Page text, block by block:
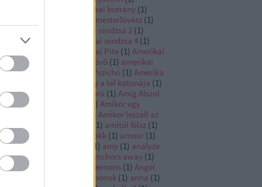
amerikai botrány (1)
amerikai mesterlövész (1)
amerikai nindzsa 2 (1)
nindzsa 3
amerikai nindzsa 4 (1)
Amerikai Pite (1) Amerikai
( Amerikai pite az eskövő (1) amerikai
a találkozó
Amerikai Pszichó (1) Amerika
Amerika kapitány a tél katonája (1)
kapitány polgárháború (1) Amíg Alszol
Amikor a Farok csóválja ) Amikor egy
Amikor leszáll az
1) amitől félsz (1)
félünk
Ami sok az sokk (1) amour (1)
1) amy (1) analyze
(1)ananász expressz anchors away (1)
( andor Angels & Demons (1) Angel
Angyalok és démonok (1) anna (1)